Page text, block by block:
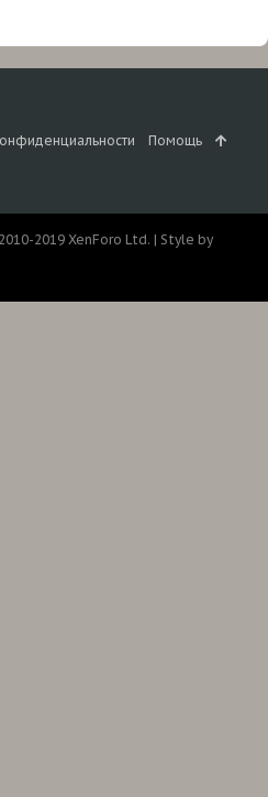
Помощь
2019 XenForo Ltd. | Style by